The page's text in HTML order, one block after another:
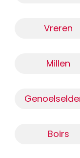
Vreren
Millen
Boirs